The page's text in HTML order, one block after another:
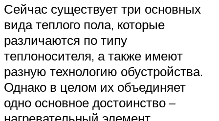
Сейчас существует три основных
вида теплого пола, которые
различаются по типу
теплоносителя, а также имеют
разную технологию обустройства.
Однако в целом их объединяет
одно основное достоинство –